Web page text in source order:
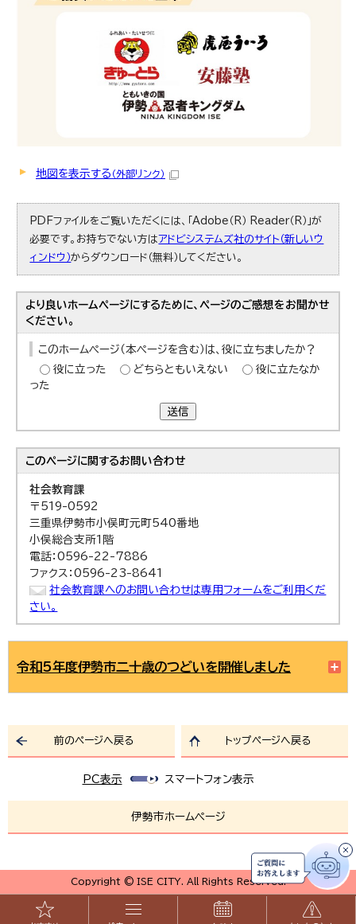
地図を表示する （外部リンク）
PDFファイルをご覧いただくには、「Adobe（R） Reader（R）」が
必要です。お持ちでない方は アドビシステムズ社のサイト（新しいウ
ィンドウ）からダウンロード（無料）してください。
より良いホームページにするために、ページのご感想をお聞かせ
ください。
このホームページ（本ページを含む）は、役に立ちましたか？
役に立った
どちらともいえない
役に立たなか
った
送信
このページに関するお問い合わせ
社会教育課
〒519-0592
三重県伊勢市小俣町元町540番地
小俣総合支所1階
電話：0596-22-7886
ファクス：0596-23-8641
社会教育課へのお問い合わせは専用フォームをご利用くだ
さい。
令和5年度伊勢市二十歳のつどいを開催しました
前のページへ戻る トップページへ戻る
PC表示 スマートフォン表示
伊勢市ホームページ
Copyright © ISE CITY. All Rights Reserved.